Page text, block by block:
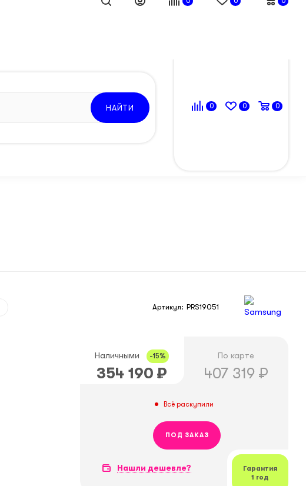
НАЙТИ 0 0 0
Артикул: PRS19051
Наличными -15%
354 190 ₽
По карте
407 319 ₽
Всё раскупили
ПОД ЗАКАЗ
Нашли дешевле?
Гарантия
1 год